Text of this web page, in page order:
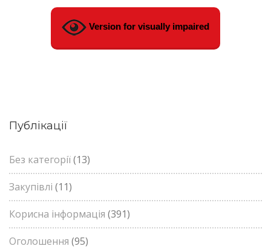
Version for visually impaired
Публікації
Без категорії(13)
Закупівлі (11)
Корисна інформація (391)
Оголошення (95)